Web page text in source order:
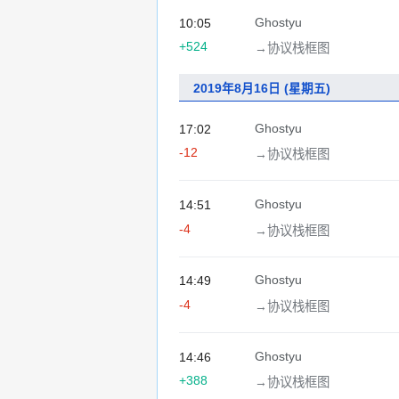
Ghostyu
→‎协议栈框图
10:05
+524
2019年8月16日 (星期五)
Ghostyu
→‎协议栈框图
17:02
-12
Ghostyu
→‎协议栈框图
14:51
-4
Ghostyu
→‎协议栈框图
14:49
-4
Ghostyu
→‎协议栈框图
14:46
+388